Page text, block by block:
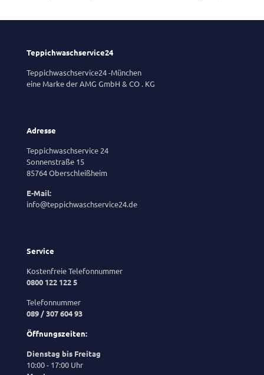
Teppichwaschservice24
Teppichwaschservice24 -München
eine Marke der AMG GmbH & CO . KG
Adresse
Teppichwaschservice 24
Sonnenstraße 15
85764 Oberschleißheim
E-Mail:
info@teppichwaschservice24.de
Service
Kostenfreie Telefonnummer
0800 122 122 5
Telefonnummer
089 / 307 604 93
Öffnungszeiten:
Dienstag bis Freitag
10:00 - 17:00 Uhr